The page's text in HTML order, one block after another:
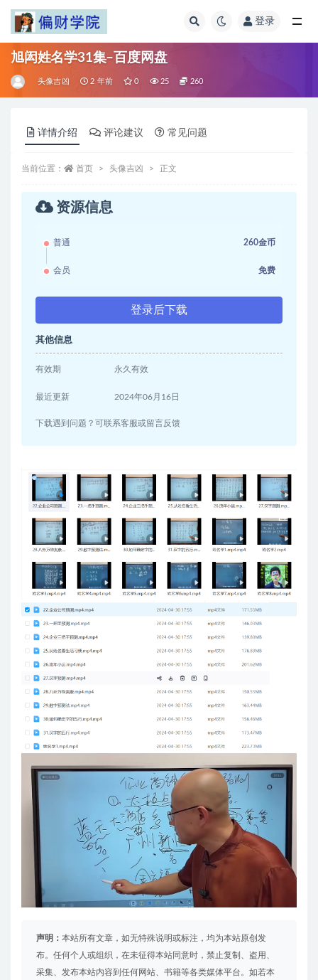
登录
旭闳姓名学31集–百度网盘
头像吉凶 2 年前 0 25 260
详情介绍 评论建议 常见问题
当前位置： 首页 头像吉凶 正文
资源信息
普通 260金币
会员 免费
登录后下载
其他信息
有效期 永久有效
最近更新 2024年06月16日
下载遇到问题？可联系客服或留言反馈
声明： 本站所有文章，如无特殊说明或标注，均为本站原创发
布。任何个人或组织，在未征得本站同意时，禁止复制、盗用、
采集、发布本站内容到任何网站、书籍等各类媒体平台。如若本